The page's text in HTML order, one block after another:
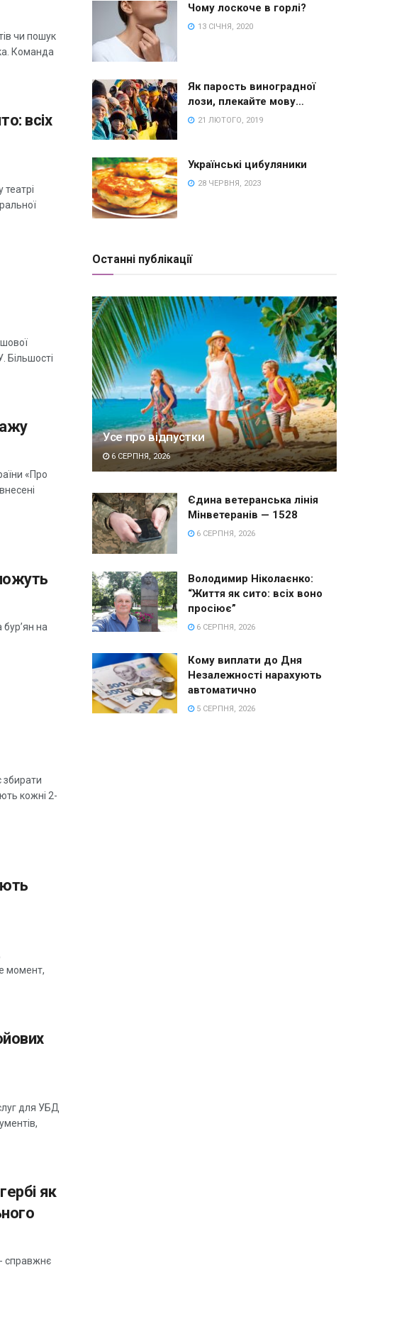
чи пошук
Команда
всіх
Більшості
«Про
на
збирати
кожні 2-
момент,
для УБД
як
справжнє
Чому лоскоче в горлі?
13 СІЧНЯ, 2020
Як парость виноградної
лози, плекайте мову…
21 ЛЮТОГО, 2019
Українські цибуляники
28 ЧЕРВНЯ, 2023
Останні публікації
Усе про відпустки
6 СЕРПНЯ, 2026
Єдина ветеранська лінія
Мінветеранів — 1528
6 СЕРПНЯ, 2026
Володимир Ніколаєнко:
“Життя як сито: всіх воно
просіює”
6 СЕРПНЯ, 2026
Кому виплати до Дня
Незалежності нарахують
автоматично
5 СЕРПНЯ, 2026